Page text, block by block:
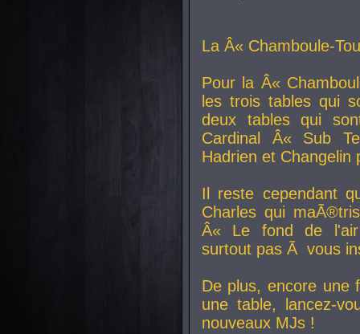
La Â« Chamboule-
Pour la Â«
les trois tables qui
deux tables qui
Cardinal
Â« Sub
Hadrien et Changelin
Il reste cependant
Charles qui
Â« Le fond de
surtout pas Ã vous
De plus, encore une
une table, lancez-
nouveaux MJs !